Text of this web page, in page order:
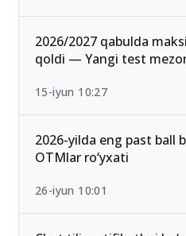
2026 rasman e’lon qilindi
25-iyul 16:55
2026/2027 qabulda
qoldi — Yangi test
15-iyun 10:27
2026-yilda eng past ball
OTMlar ro‘yxati